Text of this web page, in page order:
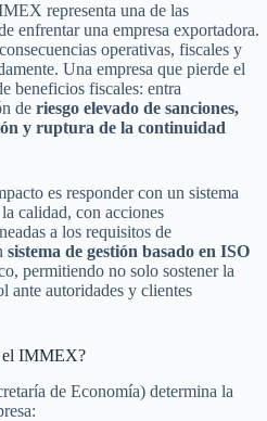
representa una de las
enfrentar una empresa exportadora.
operativas, fiscales y
Una empresa que pierde el
beneficios fiscales: entra
de riesgo elevado de sanciones,
y ruptura de la continuidad
es responder con un sistema
calidad, con acciones
a los requisitos de
sistema de gestión basado en ISO
permitiendo no solo sostener la
ante autoridades y clientes
el IMMEX?
de Economía) determina la